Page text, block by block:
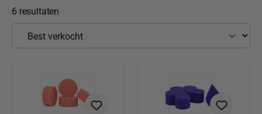
6 resultaten